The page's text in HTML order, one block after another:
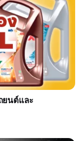
ยนต์และ